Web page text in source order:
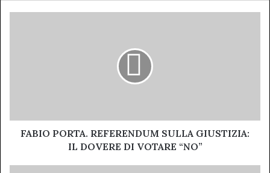
VOTARE
“NO”FABIO PORTA. REFERENDUM SULLA GIUSTIZIA:
IL DOVERE DI VOTARE “NO”